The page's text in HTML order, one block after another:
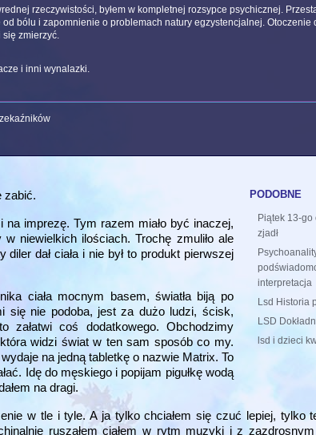
rzeczywistości, byłem w kompletnej rozsypce psychicznej.
bólu i zapomnienie o problemach natury egzystencjalnej.
się zmierzyć.
i inni wynalazki.
podobne
Piątek 13-go
zjadł
interpretacja
Lsd Historia
LSD
lsd i dzieci
zabić.
imprezę. Tym razem miało być inaczej,
niewielkich ilościach. Trochę zmuliło ale
dał ciała i nie był to produkt pierwszej
ciała mocnym basem, światła biją po
się nie podoba, jest za dużo ludzi, ścisk,
załatwi coś dodatkowego. Obchodzimy
widzi świat w ten sam sposób co my.
na jedną tabletkę o nazwie Matrix. To
Idę do męskiego i popijam pigułkę wodą
na dragi.
w tle i tyle. A ja tylko chciałem się czuć lepiej, tylko
ruszałem ciałem w rytm muzyki i z zazdrosnym